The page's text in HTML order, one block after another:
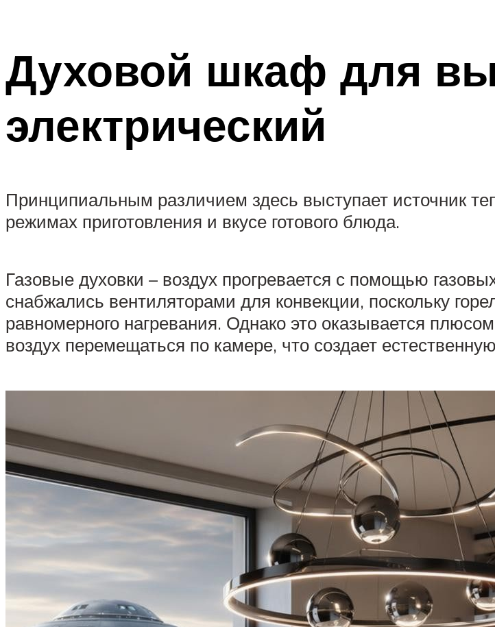
Духовой шкаф для
электрический
Принципиальным различием здесь выступает источник
режимах приготовления и вкусе готового блюда.
Газовые духовки – воздух прогревается с помощью
снабжались вентиляторами для конвекции, поскольку
равномерного нагревания. Однако это оказывается
воздух перемещаться по камере, что создает